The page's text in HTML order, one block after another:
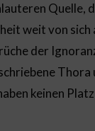
Quelle,
weit von
der
keinen